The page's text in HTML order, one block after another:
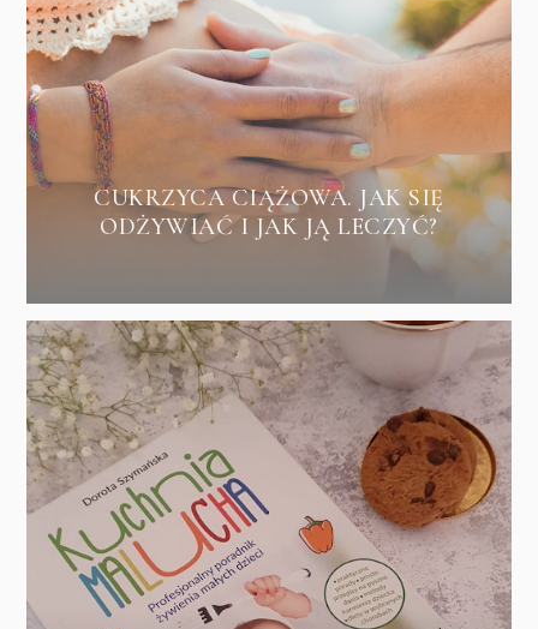
CUKRZYCA CIĄŻOWA. JAK SIĘ
ODŻYWIAĆ I JAK JĄ LECZYĆ?